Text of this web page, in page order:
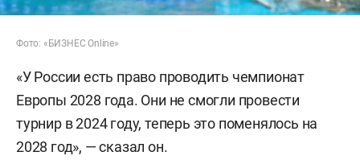
Фото: «БИЗНЕС Online»
«У России есть право проводить чемпионат
Европы 2028 года. Они не смогли провести
турнир в 2024 году, теперь это поменялось на
2028 год», — сказал он.